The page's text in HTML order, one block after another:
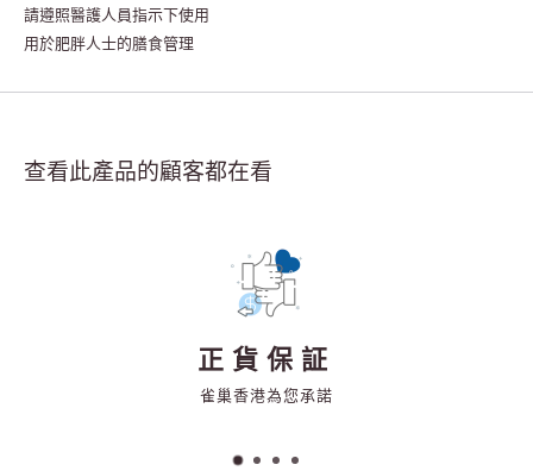
請遵照醫護人員指示下使用
用於肥胖人士的膳食管理
查看此產品的顧客都在看
正貨保証
雀巢香港為您承諾